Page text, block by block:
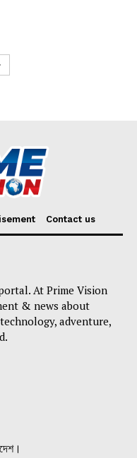
Contact us
At Prime Vision
& news about
adventure,